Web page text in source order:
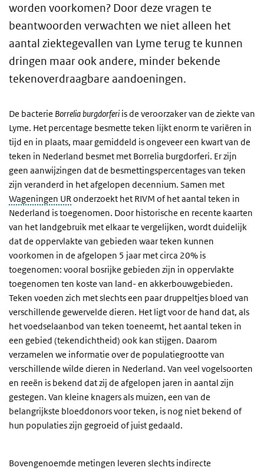
worden voorkomen? Door deze vragen te
beantwoorden verwachten we niet alleen het
aantal ziektegevallen van Lyme terug te kunnen
dringen maar ook andere, minder bekende
tekenoverdraagbare aandoeningen.
De bacterie Borrelia burgdorferi is de veroorzaker van de ziekte van
Lyme. Het percentage besmette teken lijkt enorm te variëren in
tijd en in plaats, maar gemiddeld is ongeveer een kwart van de
teken in Nederland besmet met Borrelia burgdorferi. Er zijn
geen aanwijzingen dat de besmettingspercentages van teken
zijn veranderd in het afgelopen decennium. Samen met
Wageningen URonderzoekt het RIVM of het aantal teken in
Nederland is toegenomen. Door historische en recente kaarten
van het landgebruik met elkaar te vergelijken, wordt duidelijk
dat de oppervlakte van gebieden waar teken kunnen
voorkomen in de afgelopen 5 jaar met circa 20% is
toegenomen: vooral bosrijke gebieden zijn in oppervlakte
toegenomen ten koste van land- en akkerbouwgebieden.
Teken voeden zich met slechts een paar druppeltjes bloed van
verschillende gewervelde dieren. Het ligt voor de hand dat, als
het voedselaanbod van teken toeneemt, het aantal teken in
een gebied (tekendichtheid) ook kan stijgen. Daarom
verzamelen we informatie over de populatiegrootte van
verschillende wilde dieren in Nederland. Van veel vogelsoorten
en reeën is bekend dat zij de afgelopen jaren in aantal zijn
gestegen. Van kleine knagers als muizen, een van de
belangrijkste bloeddonors voor teken, is nog niet bekend of
hun populaties zijn gegroeid of juist gedaald.
Bovengenoemde metingen leveren slechts indirecte